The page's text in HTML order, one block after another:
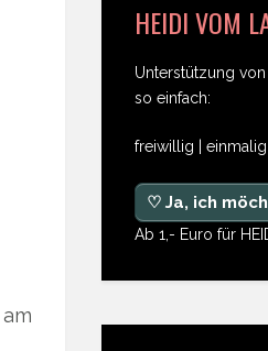
am
HEIDI VOM
Unterstützung
so einfach:
freiwillig |
♡ Ja, ich
Ab 1,- Euro für